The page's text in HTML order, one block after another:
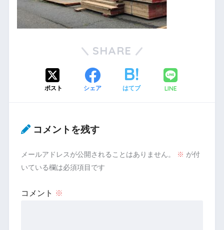
SHARE
ポスト シェア はてブ LINE
コメントを残す
メールアドレスが公開されることはありません。 ※ が付
いている欄は必須項目です
コメント ※